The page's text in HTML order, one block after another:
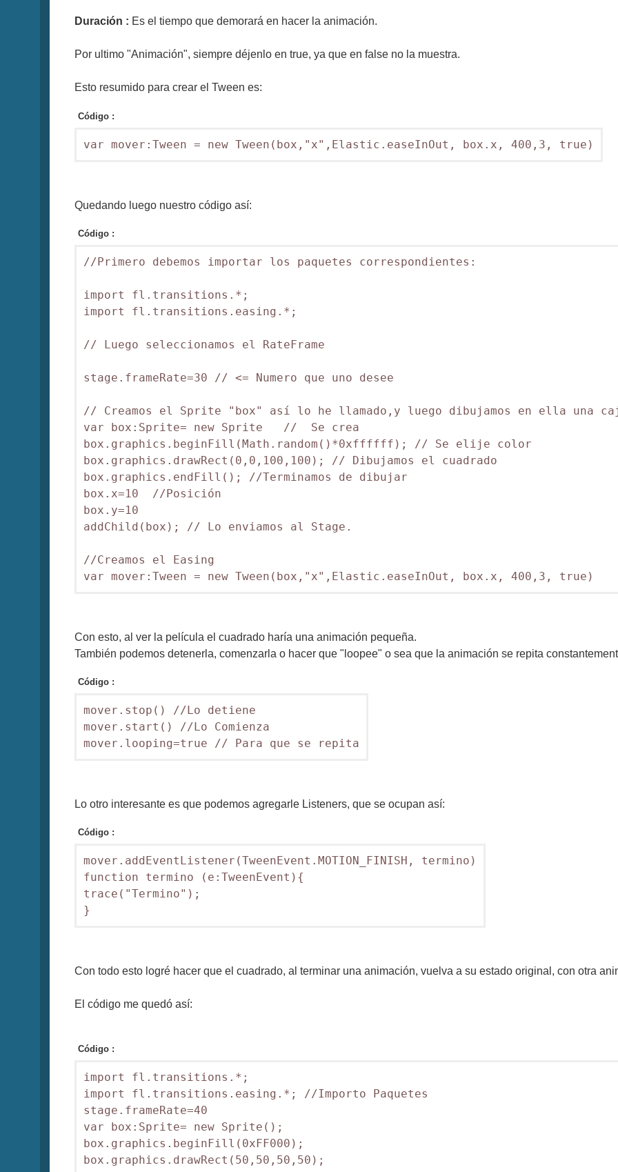
Duración : Es el tiempo que demorará en hacer la animación.
Por ultimo "Animación", siempre déjenlo en true, ya que en false no la muestra.
Esto resumido para crear el Tween es:
Código :
var mover:Tween = new Tween(box,"x",Elastic.easeInOut, box.x, 400,3, true)
Quedando luego nuestro código así:
Código :
//Primero debemos importar los paquetes correspondientes:
import fl.transitions.*;
import fl.transitions.easing.*;
// Luego seleccionamos el RateFrame
stage.frameRate=30 // <= Numero que uno desee
// Creamos el Sprite "box" así lo he llamado,y luego dibujamos en ella una
var box:Sprite= new Sprite   //  Se crea
box.graphics.beginFill(Math.random()*0xffffff); // Se elije color
box.graphics.drawRect(0,0,100,100); // Dibujamos el cuadrado
box.graphics.endFill(); //Terminamos de dibujar
box.x=10  //Posición
box.y=10
addChild(box); // Lo enviamos al Stage.
//Creamos el Easing
Con esto, al ver la película el cuadrado haría una animación pequeña.
También podemos detenerla, comenzarla o hacer que "loopee" o sea que la animación se repita
Código :
mover.stop() //Lo detiene
mover.start() //Lo Comienza
Lo otro interesante es que podemos agregarle Listeners, que se ocupan así:
Código :
mover.addEventListener(TweenEvent.MOTION_FINISH, termino)
function termino (e:TweenEvent){
trace("Termino");
}
Con todo esto logré hacer que el cuadrado, al terminar una animación, vuelva a su estado original, con otra
El código me quedó así:
Código :
import fl.transitions.*;
import fl.transitions.easing.*; //Importo Paquetes
stage.frameRate=40
var box:Sprite= new Sprite();
box.graphics.beginFill(0xFF000);
box.graphics.drawRect(50,50,50,50);